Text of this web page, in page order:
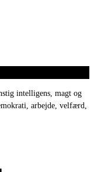
intelligens, magt og
arbejde, velfærd,